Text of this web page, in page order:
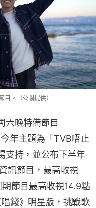
目。（公關提供）
六晚特備節目
年主題為「TVB唔止
支持，並公布下半年
訊節目，最高收視
節目最高收視14.9點
錢》明星版，挑戰歌